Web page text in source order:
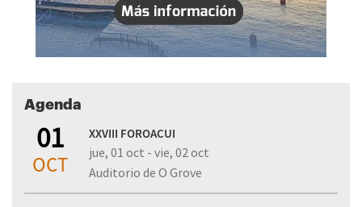
Agenda
01
OCT
XXVIII FOROACUI
jue, 01 oct - vie, 02 oct
Auditorio de O Grove